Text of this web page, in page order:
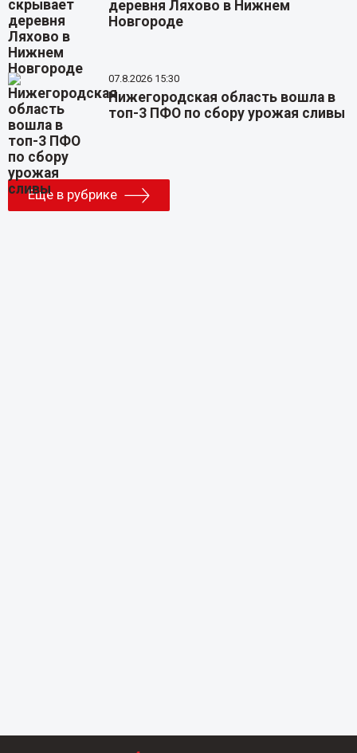
деревня Ляхово в Нижнем
Новгороде
07.8.2026 15:30
Нижегородская область вошла в
топ-3 ПФО по сбору урожая сливы
Еще в рубрике